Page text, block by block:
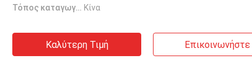
Τόπος καταγωγής Κίνα
Καλύτερη Τιμή Επικοινωνήστε